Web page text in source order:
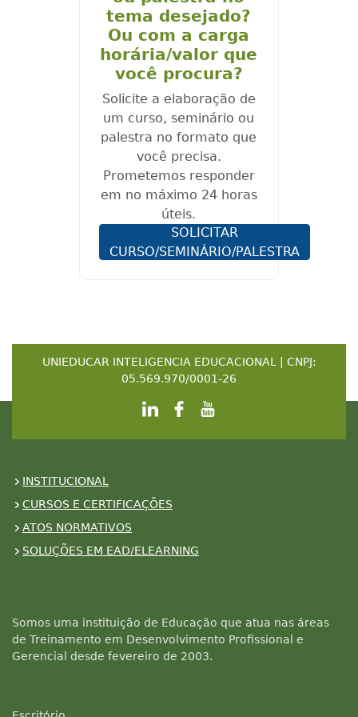
tema desejado?
Ou com a carga
horária/valor que
você procura?
Solicite a elaboração de
um curso, seminário ou
palestra no formato que
você precisa.
Prometemos responder
em no máximo 24 horas
úteis.
SOLICITAR
CURSO/SEMINÁRIO/PALESTRA
UNIEDUCAR INTELIGENCIA EDUCACIONAL | CNPJ:
05.569.970/0001-26
INSTITUCIONAL
CURSOS E CERTIFICAÇÕES
ATOS NORMATIVOS
SOLUÇÕES EM EAD/ELEARNING
Somos uma instituição de Educação que atua nas áreas
de Treinamento em Desenvolvimento Profissional e
Gerencial desde fevereiro de 2003.